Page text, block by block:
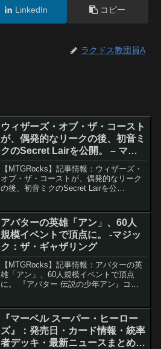
LinkedIn コピー
ラクドス教団員A
ウィザーズ・オブ・ザ・コースト
が、偶発的なリークの後、初音ミ
クのSecret Lairを公開。 – マジ
ック：ザ・ギャザリング
【MTGRocks】記事情報：ウィザーズ・
オブ・ザ・コーストが、偶発的なリーク
の後、初音ミクのSecret Lairを公
Beyond」に...
アバターの英雄「アン」、60人
規模イベントで頂点に。 -マジッ
ク：ザ・ギャザリング
【MTGRocks】記事情報：アバターの英
雄「アン」、60人規模イベントで頂点
に。 『アバター 伝説の少年アン』コラ
います。そんな中、フランス・カーンで
開催されたデュ...
『マーベル スーパー・ヒーロー
ズ』：発売日・カード情報・統率
者デッキ・最新ニュースまとめ。